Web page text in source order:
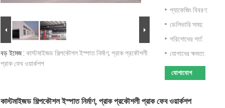
বড় ইমেজ : কাস্টমাইজড শিল্পকৌশল ইস্পাত নির্মাণ, প্রাক প্রকৌশলী
প্রাক ফেব ওয়ার্কশপ
প্যাকেজিং বিবরণ:
ডেলিভারি সময়:
পরিশোধের শর্ত:
যোগানের ক্ষমতা:
যোগাযোগ
কাস্টমাইজড শিল্পকৌশল ইস্পাত নির্মাণ, প্রাক প্রকৌশলী প্রাক ফেব ওয়ার্কশপ